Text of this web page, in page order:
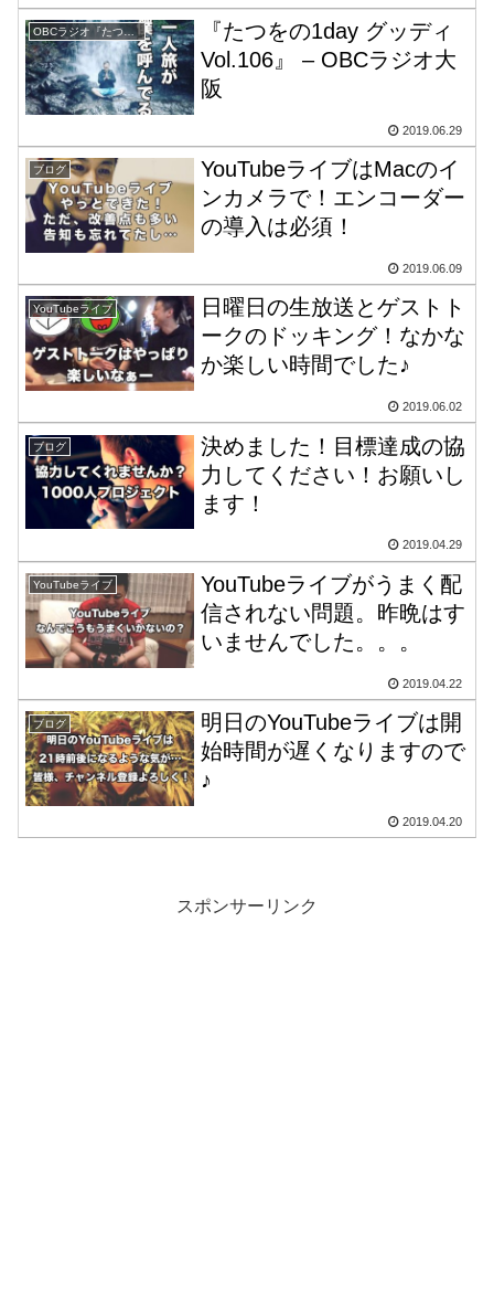
OBCラジオ『たつをの1day グッディ』
『たつをの1day グッディ
Vol.106』 – OBCラジオ大
阪
2019.06.29
ブログ
YouTubeライブはMacのイ
ンカメラで！エンコーダー
の導入は必須！
2019.06.09
YouTubeライブ
日曜日の生放送とゲストト
ークのドッキング！なかな
か楽しい時間でした♪
2019.06.02
ブログ
決めました！目標達成の協
力してください！お願いし
ます！
2019.04.29
YouTubeライブ
YouTubeライブがうまく配
信されない問題。昨晩はす
いませんでした。。。
2019.04.22
ブログ
明日のYouTubeライブは開
始時間が遅くなりますので
♪
2019.04.20
スポンサーリンク